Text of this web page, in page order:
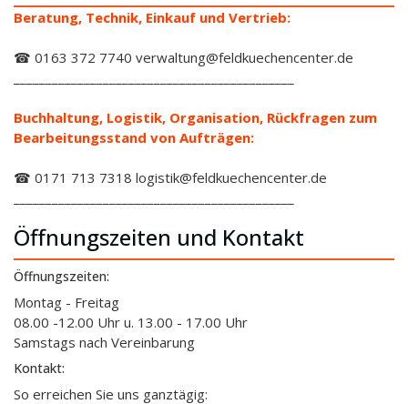
Beratung, Technik, Einkauf und Vertrieb:
☎ 0163 372 7740 verwaltung@feldkuechencenter.de
Buchhaltung, Logistik, Organisation, Rückfragen zum
Bearbeitungsstand von Aufträgen:
☎ 0171 713 7318 logistik@feldkuechencenter.de
Öffnungszeiten und Kontakt
Öffnungszeiten:
Montag - Freitag
08.00 -12.00 Uhr u. 13.00 - 17.00 Uhr
Samstags nach Vereinbarung
Kontakt:
So erreichen Sie uns ganztägig: